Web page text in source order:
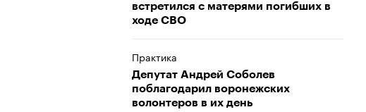
встретился с матерями погибших в
ходе СВО
Практика
Депутат Андрей Соболев
поблагодарил воронежских
волонтеров в их день